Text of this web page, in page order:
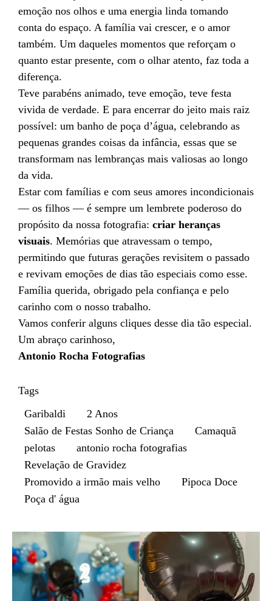
emoção nos olhos e uma energia linda tomando
conta do espaço. A família vai crescer, e o amor
também. Um daqueles momentos que reforçam o
quanto estar presente, com o olhar atento, faz toda a
diferença.
Teve parabéns animado, teve emoção, teve festa
vivida de verdade. E para encerrar do jeito mais raiz
possível: um banho de poça d’água, celebrando as
pequenas grandes coisas da infância, essas que se
transformam nas lembranças mais valiosas ao longo
da vida.
Estar com famílias e com seus amores incondicionais
— os filhos — é sempre um lembrete poderoso do
propósito da nossa fotografia: criar heranças
visuais. Memórias que atravessam o tempo,
permitindo que futuras gerações revisitem o passado
e revivam emoções de dias tão especiais como esse.
Família querida, obrigado pela confiança e pelo
carinho com o nosso trabalho.
Vamos conferir alguns cliques desse dia tão especial.
Um abraço carinhoso,
Antonio Rocha Fotografias
Tags
Garibaldi
2 Anos
Salão de Festas Sonho de Criança
Camaquã
pelotas
antonio rocha fotografias
Revelação de Gravidez
Promovido a irmão mais velho
Pipoca Doce
Poça d' água